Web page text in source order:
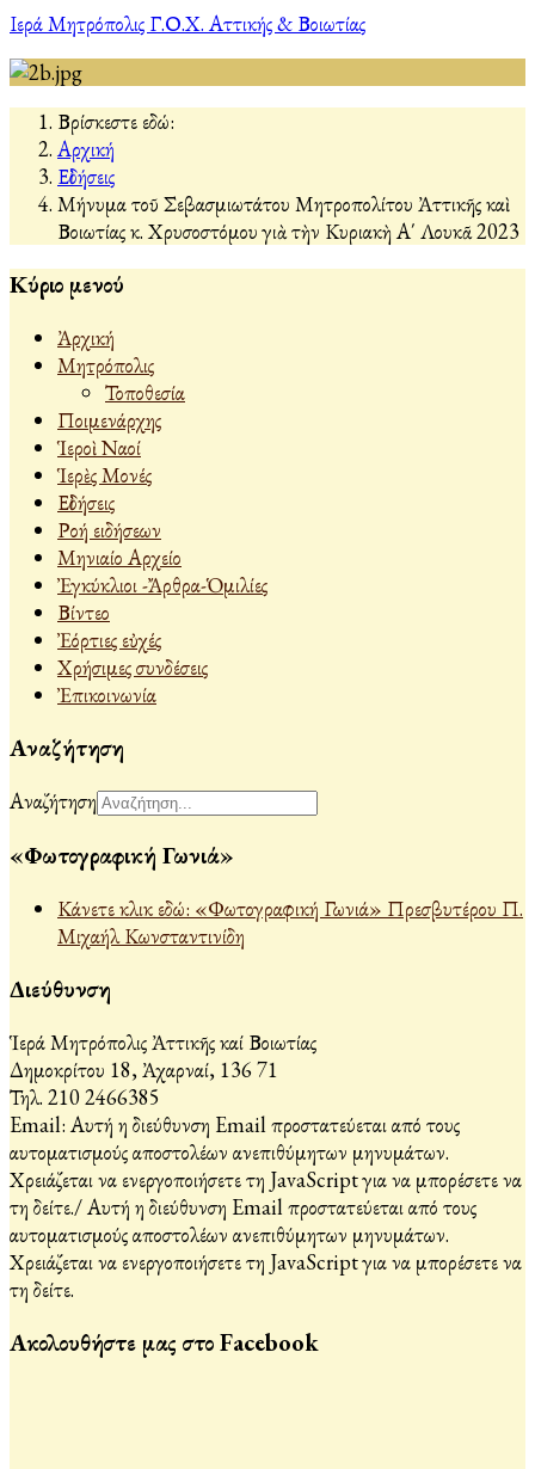
Ιερά Μητρόπολις Γ.Ο.Χ. Αττικής & Βοιωτίας
Βρίσκεστε εδώ:
Αρχική
Εἰδήσεις
Μήνυμα τοῦ Σεβασμιωτάτου Μητροπολίτου Ἀττικῆς καὶ
Βοιωτίας κ. Χρυσοστόμου γιὰ τὴν Κυριακὴ Α΄ Λουκᾶ 2023
Κύριο μενού
Ἀρχική
Μητρόπολις
Τοποθεσία
Ποιμενάρχης
Ἱεροὶ Ναοί
Ἱερὲς Μονές
Εἰδήσεις
Ροή ειδήσεων
Μηνιαίο Αρχείο
Ἐγκύκλιοι -Ἄρθρα-Ὁμιλίες
Βίντεο
Ἐόρτιες εὐχές
Χρήσιμες συνδέσεις
Ἐπικοινωνία
Αναζήτηση
Αναζήτηση
«Φωτογραφική Γωνιά»
Κάνετε κλικ εδώ: «Φωτογραφική Γωνιά» Πρεσβυτέρου Π.
Μιχαήλ Κωνσταντινίδη
Διεύθυνση
Ἱερά Μητρόπολις Ἀττικῆς καί Βοιωτίας
Δημοκρίτου 18, Ἀχαρναί, 136 71
Τηλ. 210 2466385
Email: Αυτή η διεύθυνση Email προστατεύεται από τους
αυτοματισμούς αποστολέων ανεπιθύμητων μηνυμάτων.
Χρειάζεται να ενεργοποιήσετε τη JavaScript για να μπορέσετε να
τη δείτε./Αυτή η διεύθυνση Email προστατεύεται από τους
αυτοματισμούς αποστολέων ανεπιθύμητων μηνυμάτων.
Χρειάζεται να ενεργοποιήσετε τη JavaScript για να μπορέσετε να
τη δείτε.
Ακολουθήστε μας στο Facebook